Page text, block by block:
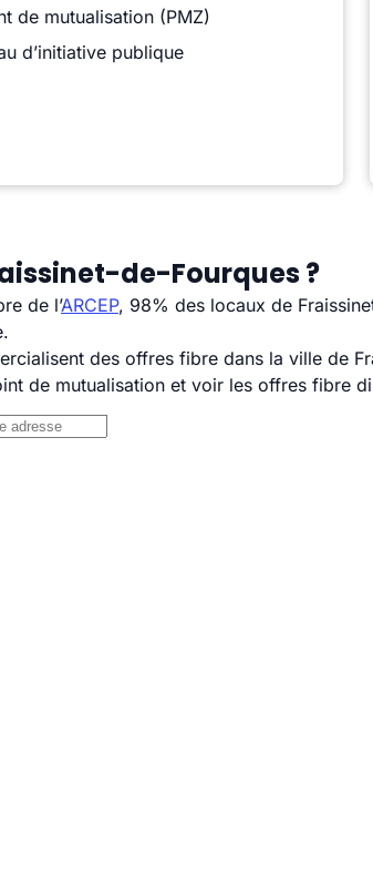
de mutualisation (PMZ)
d’initiative publique
de-Fourques ?
de l’ARCEP, 98% des locaux de
des offres fibre dans la ville de
de mutualisation et voir les offres fibre